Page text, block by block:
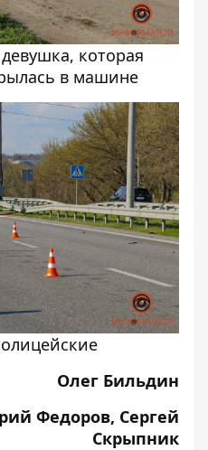
которая
в машине
Олег Бильдин
Федоров, Сергей
Скрыпник